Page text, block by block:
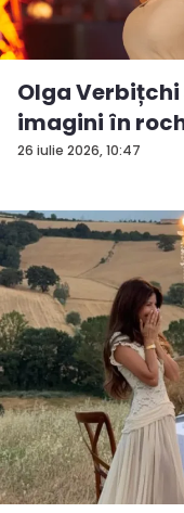
26 iulie 2026, 10:47
Olga
imagini în